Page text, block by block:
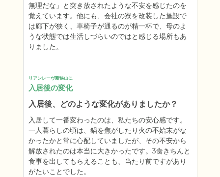
無理だな」と突き放されたような不安を感じたのを
覚えています。他にも、会社の寮を改装した施設で
は廊下が狭く、車椅子が通るのが精一杯で、母のよ
うな状態では生活しづらいのではと感じる場所もあ
りました。
リアンレーヴ新狭山に
入居後の変化
入居後、どのような変化がありましたか？
入居して一番変わったのは、私たちの安心感です。
一人暮らしの頃は、鍋を焦がしたり火の不始末がな
かったかと常に心配していましたが、その不安から
解放されたのは本当に大きかったです。3食きちんと
食事を出してもらえることも、当たり前ですがあり
がたいことでした。